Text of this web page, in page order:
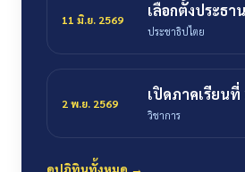
11 มิ.ย. 2569 เลือกตั้งประธา
ประชาธิปไตย
2 พ.ย. 2569 เปิดภาคเรียนที่
วิชาการ
ดูปฏิทินทั้งหมด →